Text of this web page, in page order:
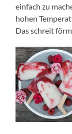
einfach zu
hohen
Das schreit